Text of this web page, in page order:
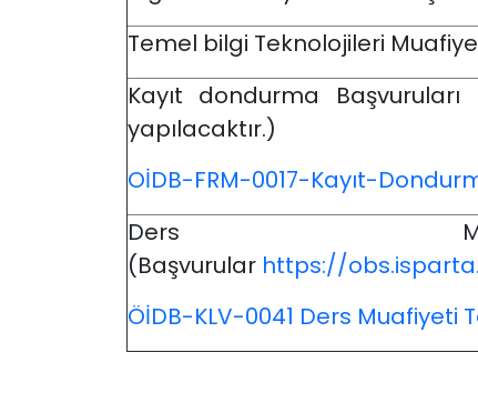
Temel bilgi Teknolojileri
Kayıt dondurma
yapılacaktır.)
OİDB-FRM-0017-Kayıt-
Ders
(Başvurular https://
ÖİDB-KLV-0041 Ders Muafiyeti